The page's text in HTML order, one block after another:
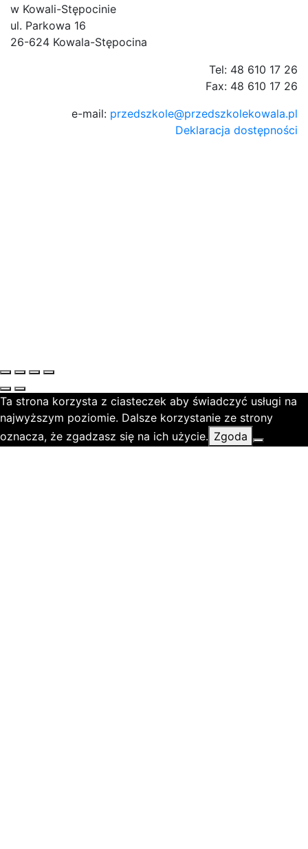
w Kowali-Stępocinie
ul. Parkowa 16
26-624 Kowala-Stępocina
Tel: 48 610 17 26
Fax: 48 610 17 26
e-mail: przedszkole@przedszkolekowala.pl
Deklaracja dostępności
Ta strona korzysta z ciasteczek aby świadczyć usługi na
najwyższym poziomie. Dalsze korzystanie ze strony
oznacza, że zgadzasz się na ich użycie. Zgoda